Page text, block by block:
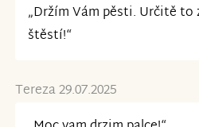
„Držím Vám pěsti. Určitě to
štěstí!“
Tereza 29.07.2025